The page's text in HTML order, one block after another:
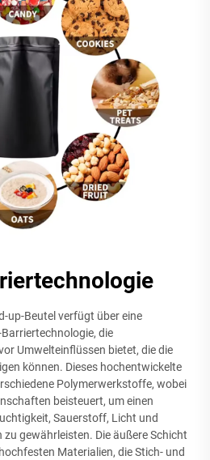
up-Beutel verfügt über eine
die
Umwelteinflüssen bietet, die die
können. Dieses hochentwickelte
Polymerwerkstoffe, wobei
beisteuert, um einen
Sauerstoff, Licht und
gewährleisten. Die äußere Schicht
Materialien, die Stich- und